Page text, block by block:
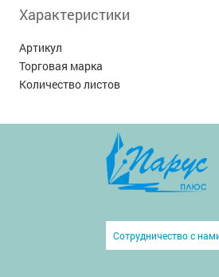
Характеристики
Артикул
Торговая марка
Количество листов
Сотрудничество с